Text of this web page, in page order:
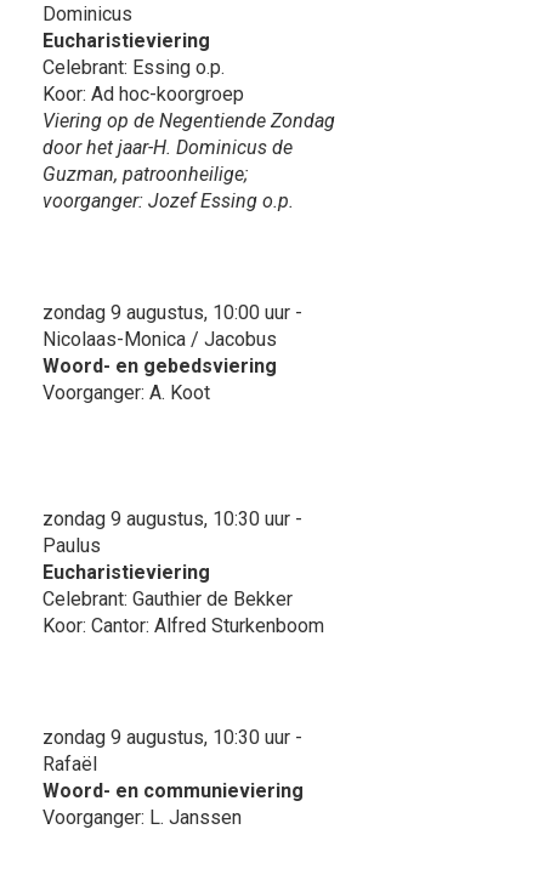
Dominicus
Eucharistieviering
Celebrant: Essing o.p.
Koor: Ad hoc-koorgroep
Viering op de Negentiende Zondag
door het jaar-H. Dominicus de
Guzman, patroonheilige;
voorganger: Jozef Essing o.p.
zondag 9 augustus, 10:00 uur -
Nicolaas-Monica / Jacobus
Woord- en gebedsviering
Voorganger: A. Koot
zondag 9 augustus, 10:30 uur -
Paulus
Eucharistieviering
Celebrant: Gauthier de Bekker
Koor: Cantor: Alfred Sturkenboom
zondag 9 augustus, 10:30 uur -
Rafaël
Woord- en communieviering
Voorganger: L. Janssen